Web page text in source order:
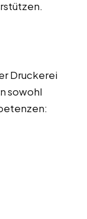
Druckerei
sowohl